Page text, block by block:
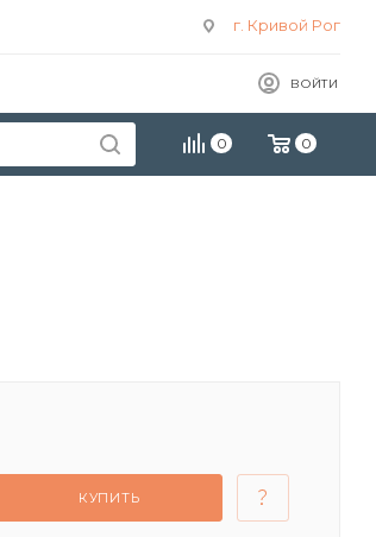
г. Кривой Рог
ВОЙТИ
0 0
КУПИТЬ